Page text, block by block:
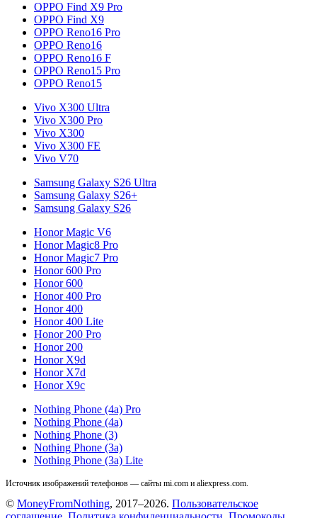
OPPO Find X9 Pro
OPPO Find X9
OPPO Reno16 Pro
OPPO Reno16
OPPO Reno16 F
OPPO Reno15 Pro
OPPO Reno15
Vivo X300 Ultra
Vivo X300 Pro
Vivo X300
Vivo X300 FE
Vivo V70
Samsung Galaxy S26 Ultra
Samsung Galaxy S26+
Samsung Galaxy S26
Honor Magic V6
Honor Magic8 Pro
Honor Magic7 Pro
Honor 600 Pro
Honor 600
Honor 400 Pro
Honor 400
Honor 400 Lite
Honor 200 Pro
Honor 200
Honor X9d
Honor X7d
Honor X9c
Nothing Phone (4a) Pro
Nothing Phone (4a)
Nothing Phone (3)
Nothing Phone (3a)
Nothing Phone (3a) Lite
Источник изображений телефонов — сайты mi.com и aliexpress.com.
© MoneyFromNothing, 2017–2026. Пользовательское